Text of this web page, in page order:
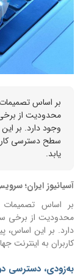
بر اساس
محدودیت از
وجود دارد. بر
سطح دسترسی
یابد.
آسیانیوز ایران؛
بر اساس تصمیمات
محدودیت از برخی
دارد. بر این
کاربران به اینترنت
به‌زودی، دسترسی